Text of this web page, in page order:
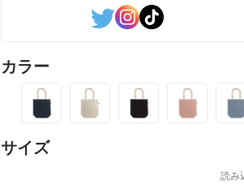
＿＿＿＿＿＿＿＿＿＿＿＿＿＿＿＿＿＿
＿＿＿＿＿＿＿＿＿＿＿＿＿＿＿＿＿＿
＜著者: 絵本/ #挿画 作成＞ 凛々風 猛 -リ
日本語版: https://amzn.asia/d/8oNk92Q
英語版: https://amzn.asia/d/gDGn5nK
<#グッズ シリーズ>
#SUZURI https://suzuri.jp/ririkazetakeru
▶︎弛まぬ言霊
[通常版:ロードムービー
英語版: https://amzn.asia/
カラー
サイズ